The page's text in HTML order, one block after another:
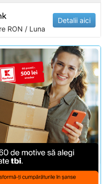
RON / Luna
Detalii aici